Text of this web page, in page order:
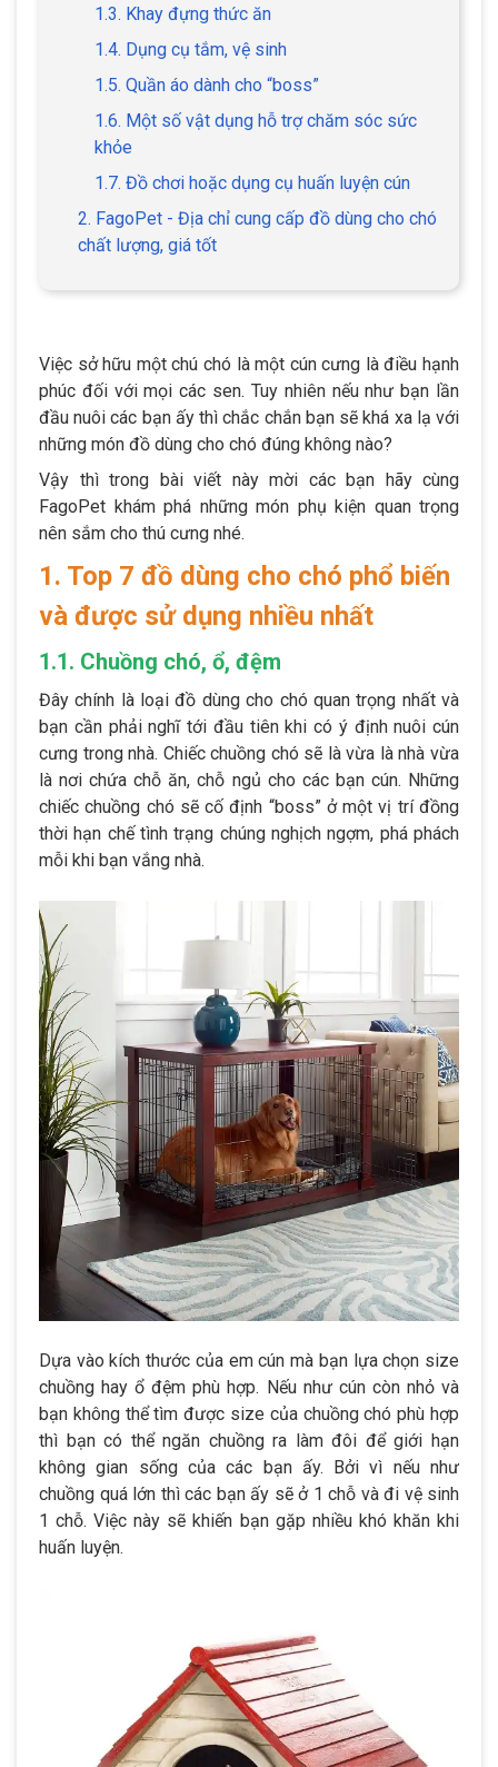
1.3. Khay đựng thức ăn
1.4. Dụng cụ tắm, vệ sinh
1.5. Quần áo dành cho “boss”
1.6. Một số vật dụng hỗ trợ chăm sóc sức
khỏe
1.7. Đồ chơi hoặc dụng cụ huấn luyện cún
2. FagoPet - Địa chỉ cung cấp đồ dùng cho chó
chất lượng, giá tốt
Việc sở hữu một chú chó là một cún cưng là điều hạnh
phúc đối với mọi các sen. Tuy nhiên nếu như bạn lần
đầu nuôi các bạn ấy thì chắc chắn bạn sẽ khá xa lạ với
những món đồ dùng cho chó đúng không nào?
Vậy thì trong bài viết này mời các bạn hãy cùng
FagoPet khám phá những món phụ kiện quan trọng
nên sắm cho thú cưng nhé.
1. Top 7 đồ dùng cho chó phổ biến
và được sử dụng nhiều nhất
1.1. Chuồng chó, ổ, đệm
Đây chính là loại đồ dùng cho chó quan trọng nhất và
bạn cần phải nghĩ tới đầu tiên khi có ý định nuôi cún
cưng trong nhà. Chiếc chuồng chó sẽ là vừa là nhà vừa
là nơi chứa chỗ ăn, chỗ ngủ cho các bạn cún. Những
chiếc chuồng chó sẽ cố định “boss” ở một vị trí đồng
thời hạn chế tình trạng chúng nghịch ngợm, phá phách
mỗi khi bạn vắng nhà.
Dựa vào kích thước của em cún mà bạn lựa chọn size
chuồng hay ổ đệm phù hợp. Nếu như cún còn nhỏ và
bạn không thể tìm được size của chuồng chó phù hợp
thì bạn có thể ngăn chuồng ra làm đôi để giới hạn
không gian sống của các bạn ấy. Bởi vì nếu như
chuồng quá lớn thì các bạn ấy sẽ ở 1 chỗ và đi vệ sinh
1 chỗ. Việc này sẽ khiến bạn gặp nhiều khó khăn khi
huấn luyện.